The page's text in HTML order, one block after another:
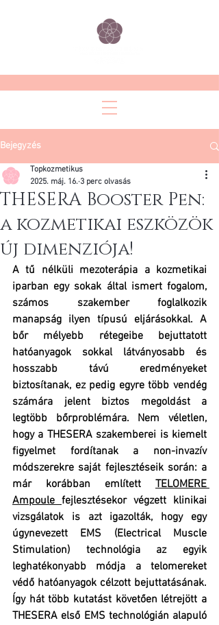
Bejegyzés
THESERA Booster Pen:
a kozmetikai eszközök
új dimenziója!
Topkozmetikus
2025. máj. 16. 3 perc olvasás
A tű nélküli mezoterápia a kozmetikai
iparban egy sokak által ismert fogalom,
számos szakember foglalkozik
manapság ilyen típusú eljárásokkal. A
bőr mélyebb rétegeibe bejuttatott
hatóanyagok sokkal látványosabb és
hosszabb távú eredményeket
biztosítanak, ez pedig egyre több vendég
számára jelent biztos megoldást a
legtöbb bőrproblémára. Nem véletlen,
hogy a THESERA szakemberei is kiemelt
figyelmet fordítanak a non-invazív
módszerekre saját fejlesztéseik során: a
már korábban említett TELOMERE
Ampoule fejlesztésekor végzett klinikai
vizsgálatok is azt igazolták, hogy egy
úgynevezett EMS (Electrical Muscle
Stimulation) technológia az egyik
leghatékonyabb módja a telomereket
védő hatóanyagok célzott bejuttatásának.
Így hát több kutatást követően létrejött a
THESERA első EMS technológián alapuló